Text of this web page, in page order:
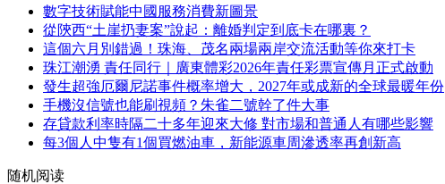
數字技術賦能中國服務消費新圖景
從陝西“土崖扔妻案”說起：離婚判定到底卡在哪裏？
這個六月別錯過！珠海、茂名兩場兩岸交流活動等你來打卡
珠江潮湧 責任同行｜廣東體彩2026年責任彩票宣傳月正式啟動
發生超強厄爾尼諾事件概率增大，2027年或成新的全球最暖年份
手機沒信號也能刷視頻？朱雀二號幹了件大事
存貸款利率時隔二十多年迎來大修 對市場和普通人有哪些影響
每3個人中隻有1個買燃油車，新能源車周滲透率再創新高
随机阅读